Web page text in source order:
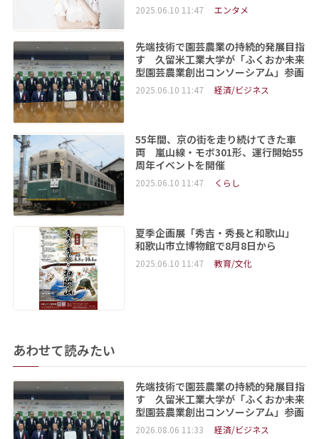
2025.06.10 11:47 エンタメ
先端技術で園芸農業の持続的発展目指
す 久留米工業大学が「ふくおか未来
型園芸農業創出コンソーシアム」参画
2025.06.10 11:47 経済/ビジネス
55年間、京の街を走り続けてきた車
両 嵐山線・モボ301形、運行開始55
周年イベントを開催
2025.06.10 11:47 くらし
夏季企画展「秀吉・秀長と和歌山」
和歌山市立博物館で8月8日から
2025.06.10 11:47 教育/文化
あわせて読みたい
先端技術で園芸農業の持続的発展目指
す 久留米工業大学が「ふくおか未来
型園芸農業創出コンソーシアム」参画
2026.08.06 11:33 経済/ビジネス